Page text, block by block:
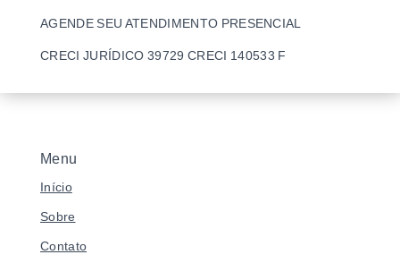
Menu
Início
Sobre
Contato
AGENDE SEU ATENDIMENTO PRESENCIAL
CRECI JURÍDICO 39729 CRECI 140533 F